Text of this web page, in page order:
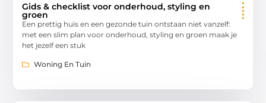
Gids & checklist voor onderhoud, styling en
groen
Een prettig huis en een gezonde tuin ontstaan niet vanzelf:
met een slim plan voor onderhoud, styling en groen maak je
het jezelf een stuk
Woning En Tuin